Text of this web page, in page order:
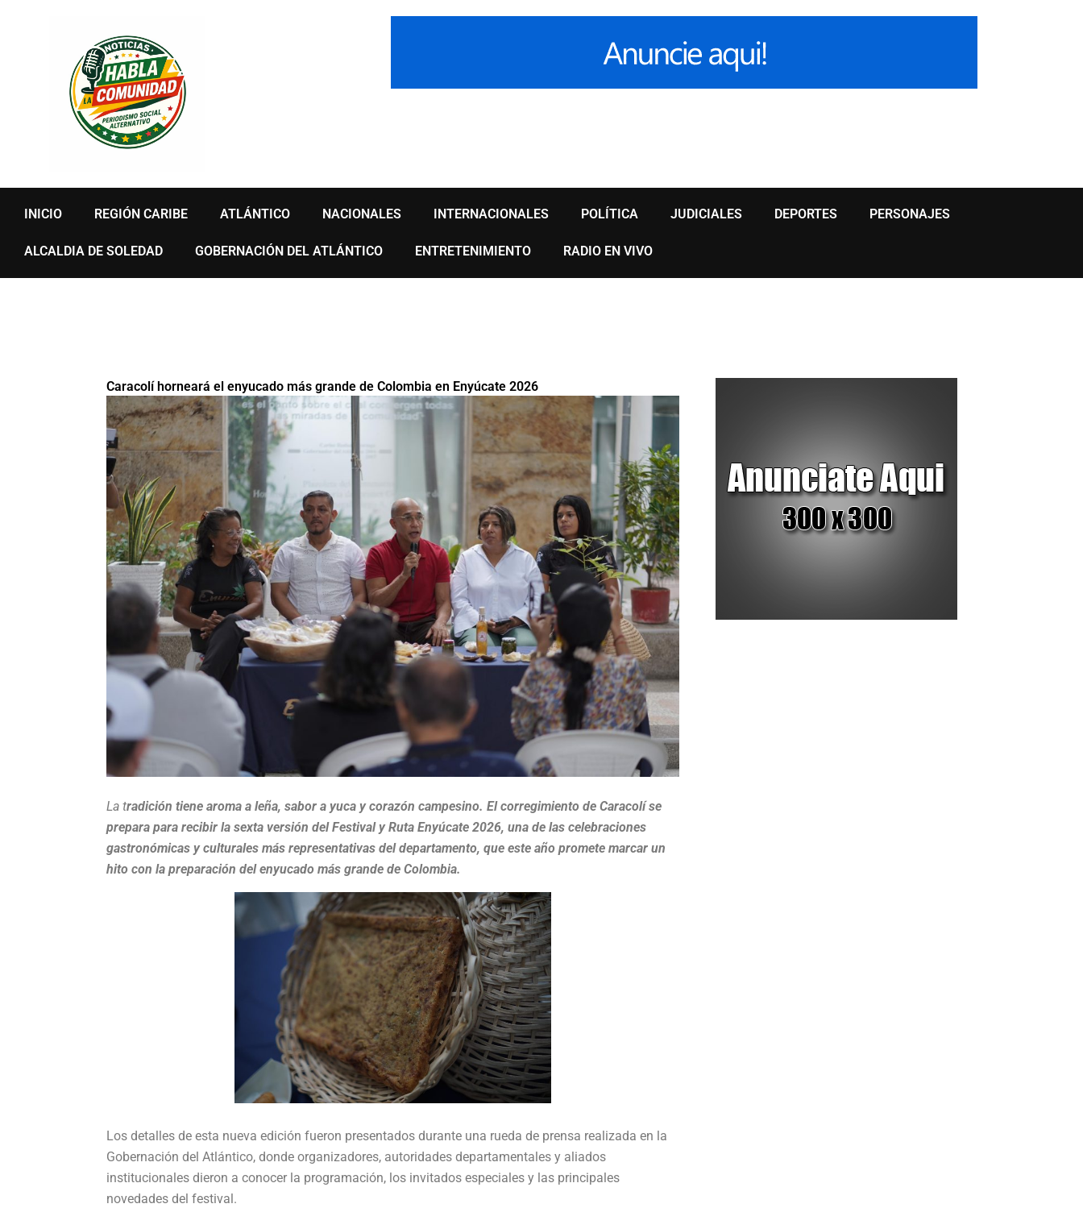
INICIO REGIÓN CARIBE ATLÁNTICO NACIONALES INTERNACIONALES POLÍTICA JUDICIALES DEPORTES PERSONAJES
ALCALDIA DE SOLEDAD GOBERNACIÓN DEL ATLÁNTICO ENTRETENIMIENTO RADIO EN VIVO
Caracolí horneará el enyucado más grande de Colombia en Enyúcate 2026
La tradición tiene aroma a leña, sabor a yuca y corazón campesino. El corregimiento de Caracolí se
prepara para recibir la sexta versión del Festival y Ruta Enyúcate 2026, una de las celebraciones
gastronómicas y culturales más representativas del departamento, que este año promete marcar un
hito con la preparación del enyucado más grande de Colombia.
Los detalles de esta nueva edición fueron presentados durante una rueda de prensa realizada en la
Gobernación del Atlántico, donde organizadores, autoridades departamentales y aliados
institucionales dieron a conocer la programación, los invitados especiales y las principales
novedades del festival.